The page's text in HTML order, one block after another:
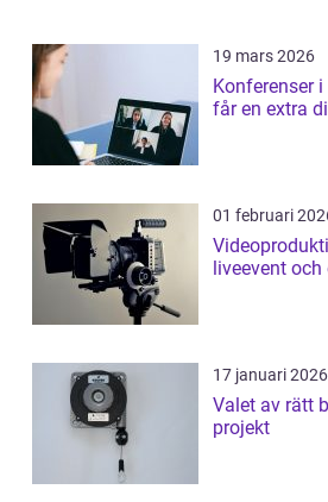
19 mars 2026
Konferenser
får en extra
01 februari
liveevent och
17 januari 2026
Valet av rätt
projekt